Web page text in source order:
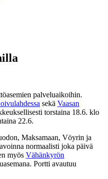
palveluaikoihin.
sekä Vaasan
torstaina 18.6. klo
22.6.
Maksamaan, Vöyrin ja
normaalisti joka päivä
myös Vähänkyrön
Portti avautuu